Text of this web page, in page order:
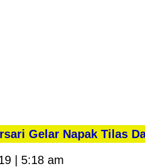
Gelar Napak Tilas
| 5:18 am